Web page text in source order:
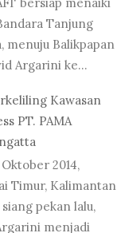
Tanjung
menuju Balikpapan
Argarini ke...
Kawasan
PT. PAMA
2014,
Timur, Kalimantan
pekan lalu,
menjadi